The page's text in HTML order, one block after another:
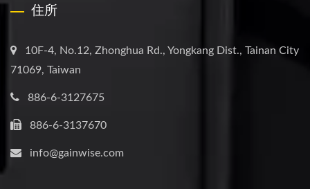
住所
10F-4, No.12, Zhonghua Rd., Yongkang Dist., Tainan City
71069, Taiwan
886-6-3127675
886-6-3137670
info@gainwise.com